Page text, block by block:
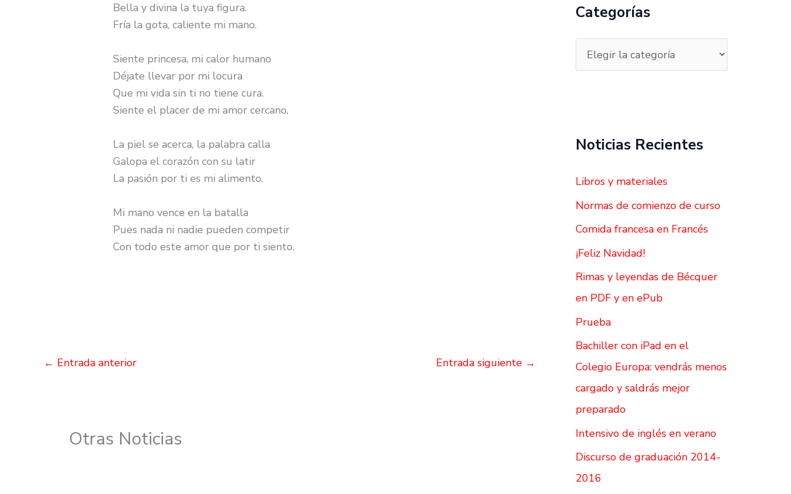
Bella y divina la tuya figura.
Fría la gota, caliente mi mano.
Siente princesa, mi calor humano
Déjate llevar por mi locura
Que mi vida sin ti no tiene cura.
Siente el placer de mi amor cercano.
La piel se acerca, la palabra calla
Galopa el corazón con su latir
La pasión por ti es mi alimento.
Mi mano vence en la batalla
Pues nada ni nadie pueden competir
Con todo este amor que por ti siento.
← Entrada anterior Entrada siguiente →
Otras Noticias
a
o
Categorías
Noticias Recientes
Libros y materiales
Normas de comienzo de curso
Comida francesa en Francés
¡Feliz Navidad!
Rimas y leyendas de Bécquer
en PDF y en ePub
Prueba
Bachiller con iPad en el
Colegio Europa: vendrás menos
cargado y saldrás mejor
preparado
Intensivo de inglés en verano
Discurso de graduación 2014-
2016